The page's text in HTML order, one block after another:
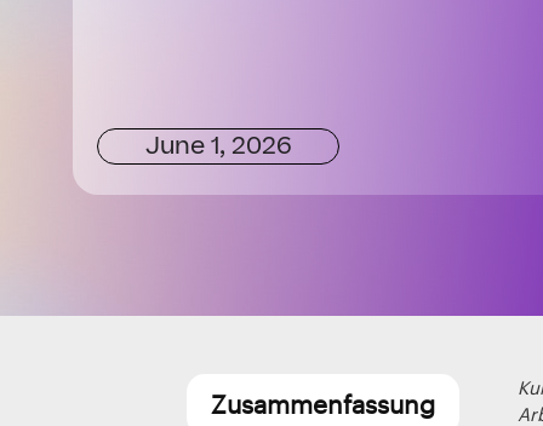
June 1, 2026
Zusammenfassung